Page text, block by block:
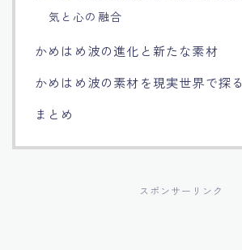
気と心の融合
かめはめ波の進化と新たな素材
かめはめ波の素材を現実世界で探る
まとめ
スポンサーリンク